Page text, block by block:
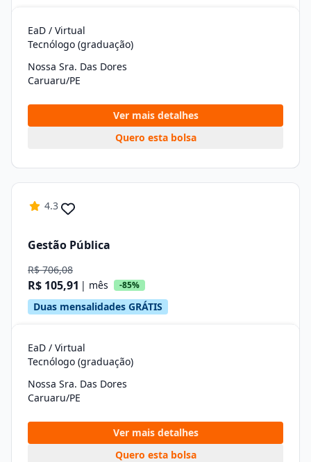
EaD / Virtual
Tecnólogo (graduação)
Nossa Sra. Das Dores
Caruaru/PE
Ver mais detalhes
Quero esta bolsa
4.3
Gestão Pública
R$ 706,08
R$ 105,91 | mês -85%
Duas mensalidades GRÁTIS
EaD / Virtual
Tecnólogo (graduação)
Nossa Sra. Das Dores
Caruaru/PE
Ver mais detalhes
Quero esta bolsa